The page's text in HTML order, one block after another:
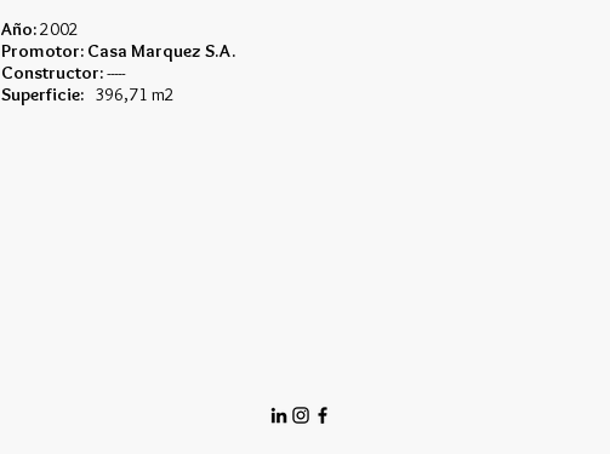
Año:2002
Promotor: Casa Marquez S.A.
Constructor:-----
Superficie: 396,71 m2